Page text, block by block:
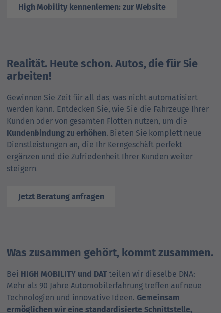
High Mobility kennenlernen: zur Website
Realität. Heute schon. Autos, die für Sie
arbeiten!
Gewinnen Sie Zeit für all das, was nicht automatisiert
werden kann. Entdecken Sie, wie Sie die Fahrzeuge Ihrer
Kunden oder von gesamten Flotten nutzen, um die
Kundenbindung zu erhöhen. Bieten Sie komplett neue
Dienstleistungen an, die Ihr Kerngeschäft perfekt
ergänzen und die Zufriedenheit Ihrer Kunden weiter
steigern!
Jetzt Beratung anfragen
Was zusammen gehört, kommt zusammen.
Bei HIGH MOBILITY und DAT teilen wir dieselbe DNA:
Mehr als 90 Jahre Automobilerfahrung treffen auf neue
Technologien und innovative Ideen. Gemeinsam
ermöglichen wir eine standardisierte Schnittstelle,